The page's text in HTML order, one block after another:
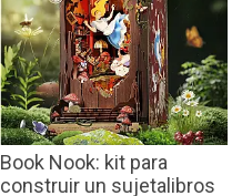
Book Nook: kit para
construir un sujetalibros